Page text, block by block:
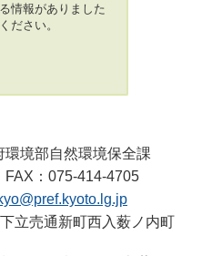
情報がありました
ださい。
環境部自然環境保全課
：075-414-4705
立売通新町西入薮ノ内町